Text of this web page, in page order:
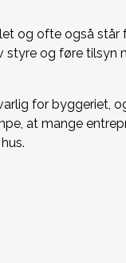
og ofte også står
og føre tilsyn
for byggeriet,
at mange